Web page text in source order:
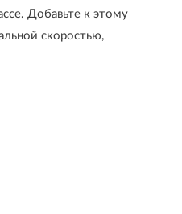
Добавьте к этому
скоростью,